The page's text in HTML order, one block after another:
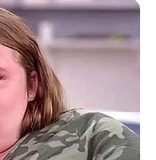
se formando.